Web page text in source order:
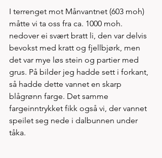
I terrenget mot Månvantnet (603 moh)
måtte vi ta oss fra ca. 1000 moh.
nedover ei svært bratt li, den var delvis
bevokst med kratt og fjellbjørk, men
det var mye løs stein og partier med
grus. På bilder jeg hadde sett i forkant,
så hadde dette vannet en skarp
blågrønn farge. Det samme
fargeinntrykket fikk også vi, der vannet
speilet seg nede i dalbunnen under
tåka.